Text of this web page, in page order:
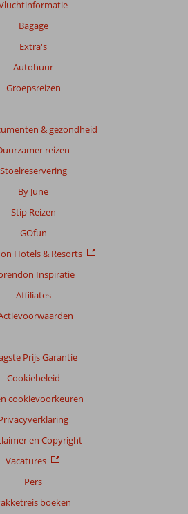
Bagage
Extra's
Autohuur
Groepsreizen
& gezondheid
reizen
Stoelreservering
By June
Stip Reizen
GOfun
Hotels & Resorts
Inspiratie
Affiliates
Prijs Garantie
Cookiebeleid
cookievoorkeuren
en Copyright
Vacatures
Pers
boeken